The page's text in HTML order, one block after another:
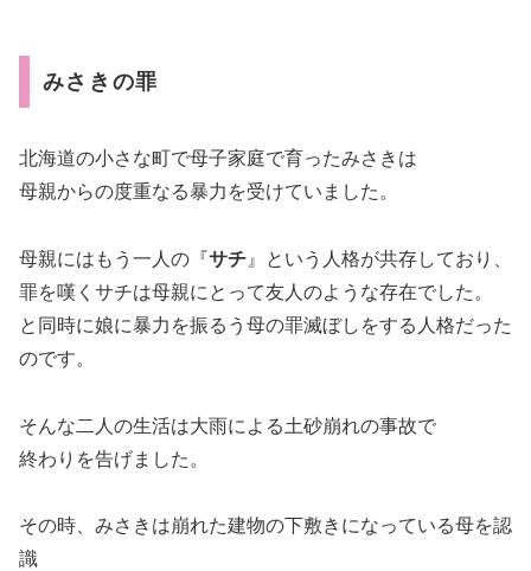
みさきの罪
北海道の小さな町で母子家庭で育ったみさきは
母親からの度重なる暴力を受けていました。
母親にはもう一人の『サチ 』という人格が共存しており、
罪を嘆くサチは母親にとって友人のような存在でした。
と同時に娘に暴力を振るう母の罪滅ぼしをする人格だった
のです。
そんな二人の生活は大雨による土砂崩れの事故で
終わりを告げました。
その時、みさきは崩れた建物の下敷きになっている母を認
識